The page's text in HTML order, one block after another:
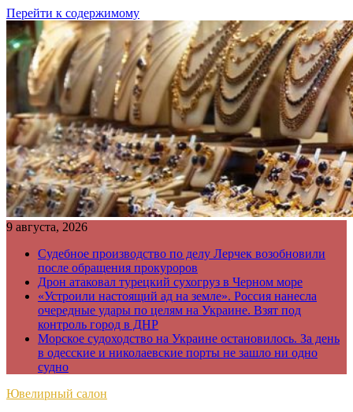
Перейти к содержимому
9 августа, 2026
Судебное производство по делу Лерчек возобновили
после обращения прокуроров
Дрон атаковал турецкий сухогруз в Черном море
«Устроили настоящий ад на земле». Россия нанесла
очередные удары по целям на Украине. Взят под
контроль город в ДНР
Морское судоходство на Украине остановилось. За день
в одесские и николаевские порты не зашло ни одно
судно
Ювелирный салон